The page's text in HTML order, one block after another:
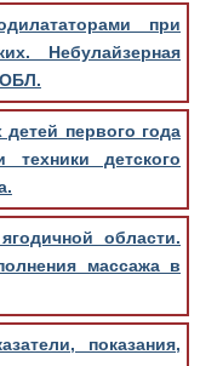
при
Небулайзерная
первого года
детского
области.
массажа в
показания,